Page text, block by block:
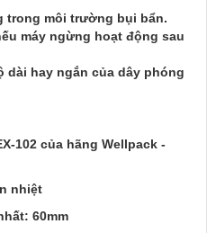
môi trường bụi bẩn.
ngừng hoạt động sau
ngắn của dây phóng
102 của hãng Wellpack -
nhiệt
60mm